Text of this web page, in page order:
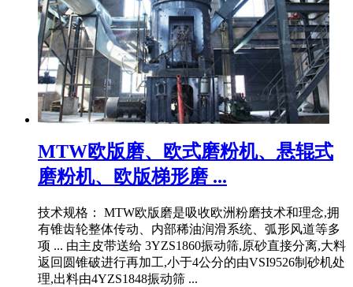
MTW欧版磨、欧式磨粉机、悬辊式
磨粉机、欧版梯形磨 ...
技术规格： MTW欧版磨是吸收欧洲粉磨技术和理念,拥
有锥齿轮整体传动、内部稀油润滑系统、弧形风道等多
项 ... 由主皮带送给 3YZS1860振动筛,原砂直接分离,大料
返回圆锥破进行再加工,小于4公分的由VSI9526制砂机处
理,出料由4YZS1848振动筛 ...